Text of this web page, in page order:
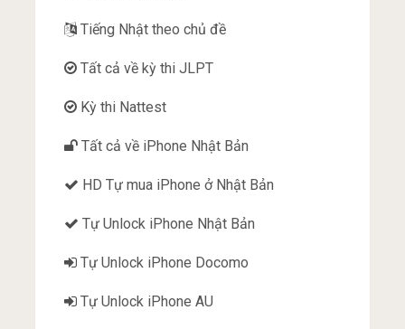
Tiếng Nhật theo chủ đề
Tất cả về kỳ thi JLPT
Kỳ thi Nattest
Tất cả về iPhone Nhật Bản
HD Tự mua iPhone ở Nhật Bản
Tự Unlock iPhone Nhật Bản
Tự Unlock iPhone Docomo
Tự Unlock iPhone AU